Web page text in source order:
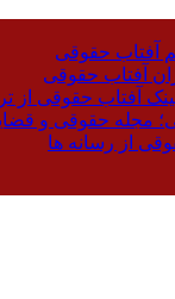
آفتاب حقوقی
آفتاب حقوقی
آفتاب حقوقی از
مجله حقوقی و
از رسانه ها